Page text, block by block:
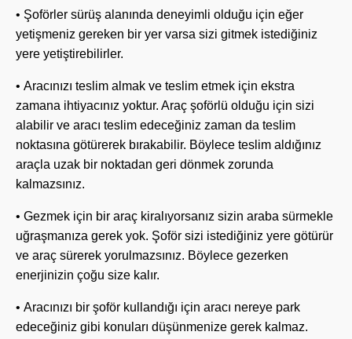
• Şoförler sürüş alanında deneyimli olduğu için eğer
yetişmeniz gereken bir yer varsa sizi gitmek istediğiniz
yere yetiştirebilirler.
• Aracınızı teslim almak ve teslim etmek için ekstra
zamana ihtiyacınız yoktur. Araç şoförlü olduğu için sizi
alabilir ve aracı teslim edeceğiniz zaman da teslim
noktasına götürerek bırakabilir. Böylece teslim aldığınız
araçla uzak bir noktadan geri dönmek zorunda
kalmazsınız.
• Gezmek için bir araç kiralıyorsanız sizin araba sürmekle
uğraşmanıza gerek yok. Şoför sizi istediğiniz yere götürür
ve araç sürerek yorulmazsınız. Böylece gezerken
enerjinizin çoğu size kalır.
• Aracınızı bir şoför kullandığı için aracı nereye park
edeceğiniz gibi konuları düşünmenize gerek kalmaz.